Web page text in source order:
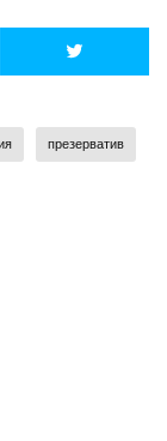
презерватив